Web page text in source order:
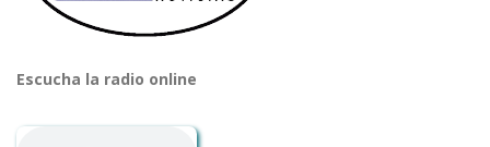
Escucha la radio online